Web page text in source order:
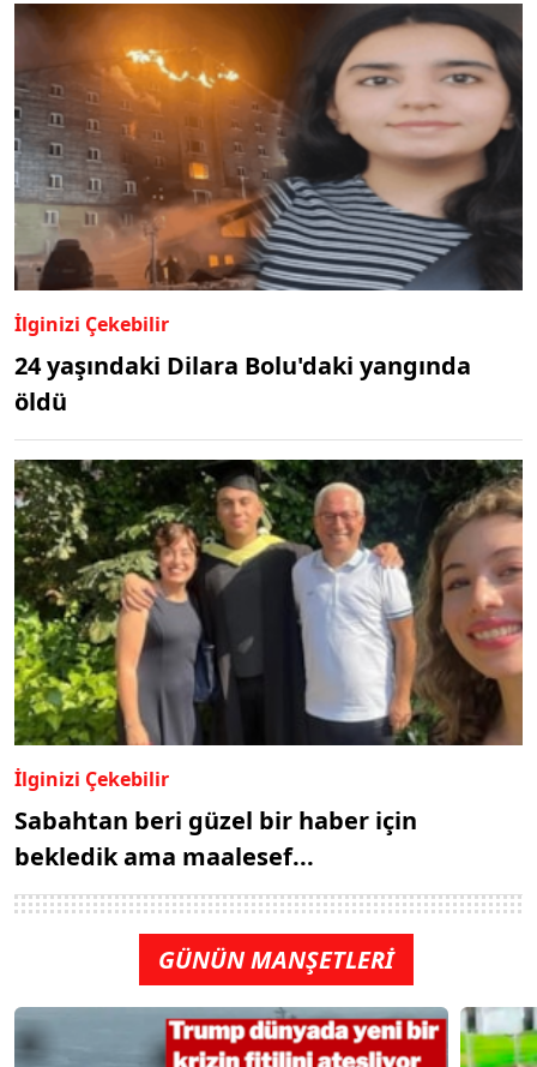
İlginizi Çekebilir
24 yaşındaki Dilara Bolu'daki yangında
öldü
İlginizi Çekebilir
Sabahtan beri güzel bir haber için
bekledik ama maalesef...
GÜNÜN MANŞETLERİ